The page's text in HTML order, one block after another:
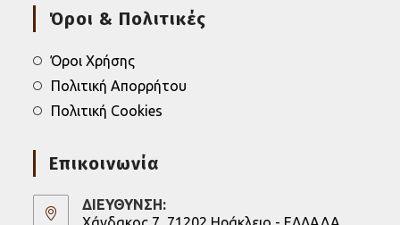
Όροι & Πολιτικές
Όροι Χρήσης
Πολιτική Απορρήτου
Πολιτική Cookies
Επικοινωνία
ΔΙΕΥΘΥΝΣΗ: